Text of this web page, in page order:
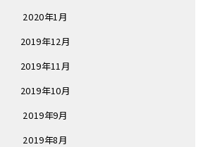
2020年1月
2019年12月
2019年11月
2019年10月
2019年9月
2019年8月